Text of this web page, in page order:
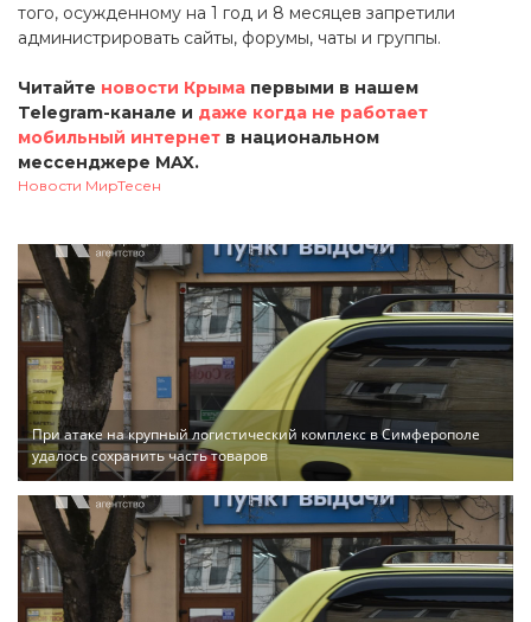
того, осужденному на 1 год и 8 месяцев запретили
администрировать сайты, форумы, чаты и группы.
Читайте новости Крыма первыми в нашем
Telegram-канале и даже когда не работает
мобильный интернет в национальном
мессенджере MAX.
Новости МирТесен
При атаке на крупный логистический комплекс в Симферополе
удалось сохранить часть товаров